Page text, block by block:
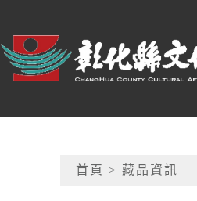
彰化縣文化局
網頁導覽
首頁 > 藏品資訊